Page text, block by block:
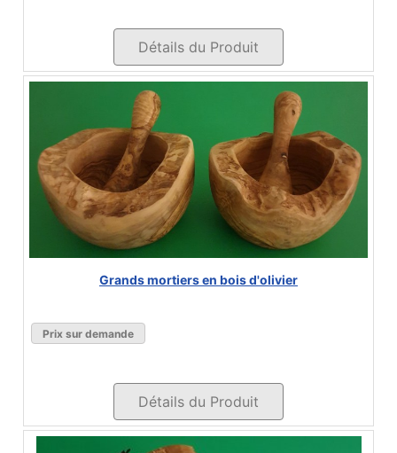
Détails du Produit
Grands mortiers en bois d'olivier
Prix sur demande
Détails du Produit